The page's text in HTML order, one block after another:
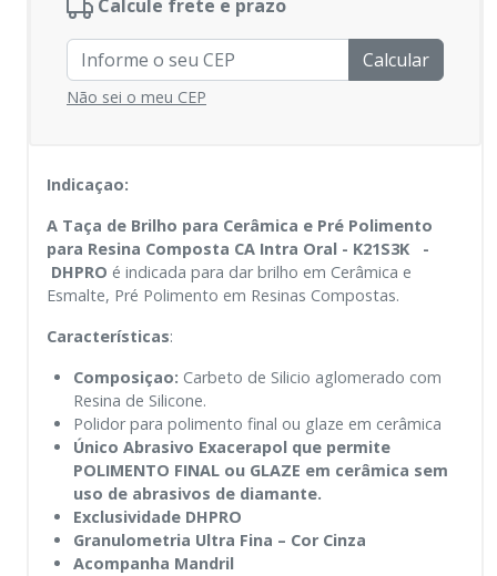
Calcule frete e prazo
Calcular
Não sei o meu CEP
Indicaçao:
A Taça de Brilho para Cerâmica e Pré Polimento
para Resina Composta CA Intra Oral - K21S3K -
DHPRO é indicada para dar brilho em Cerâmica e
Esmalte, Pré Polimento em Resinas Compostas.
Características:
Composiçao: Carbeto de Silicio aglomerado com
Resina de Silicone.
Polidor para polimento final ou glaze em cerâmica
Único Abrasivo Exacerapol que permite
POLIMENTO FINAL ou GLAZE em cerâmica sem
uso de abrasivos de diamante.
Exclusividade DHPRO
Granulometria Ultra Fina – Cor Cinza
Acompanha Mandril